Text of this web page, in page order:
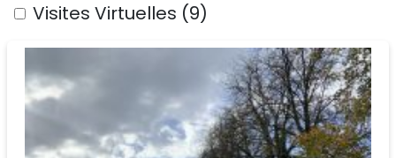
Visites Virtuelles (9)